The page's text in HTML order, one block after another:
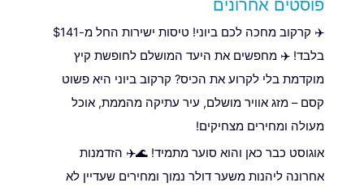
פוסטים אחרונים
✈️ קרקוב מחכה לכם ביוני! טיסות ישירות החל מ-$141
בלבד! ✈️ מחפשים את היעד המושלם לחופשת קיץ
מוקדמת בלי לקרוע את הכיס? קרקוב ביוני היא פשוט
קסם – מזג אוויר מושלם, עיר עתיקה מהממת, אוכל
מעולה ומחירים מצחיקים!
אוגוסט כבר כאן והוא סוער מתמיד! 🌊✈️ הזדמנות
אחרונה ליהנות משער דולר נמוך ומחירים שעדיין לא